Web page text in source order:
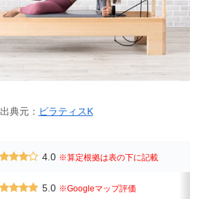
出典元： ピラティスK
4.0 ※算定根拠は表の下に記載
5.0 ※Googleマップ評価